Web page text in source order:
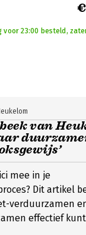
23:00 besteld,
van
mee in je
Dit artikel
verduurzamen
effectief